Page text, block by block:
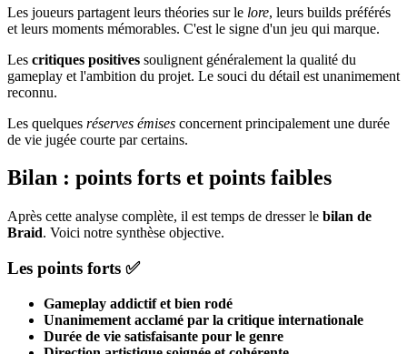
Les joueurs partagent leurs théories sur le lore, leurs builds préférés
et leurs moments mémorables. C'est le signe d'un jeu qui marque.
Les critiques positives soulignent généralement la qualité du
gameplay et l'ambition du projet. Le souci du détail est unanimement
reconnu.
Les quelques réserves émises concernent principalement une durée
de vie jugée courte par certains.
Bilan : points forts et points faibles
Après cette analyse complète, il est temps de dresser le bilan de
Braid. Voici notre synthèse objective.
Les points forts ✅
Gameplay addictif et bien rodé
Unanimement acclamé par la critique internationale
Durée de vie satisfaisante pour le genre